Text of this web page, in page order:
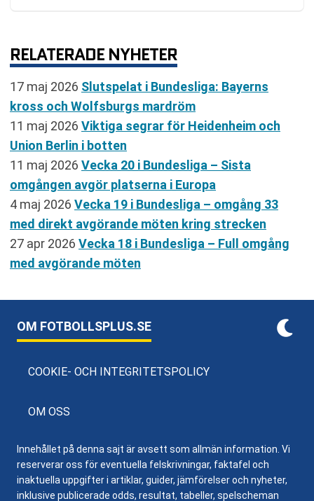
RELATERADE NYHETER
17 maj 2026 Slutspelat i Bundesliga: Bayerns
kross och Wolfsburgs mardröm
11 maj 2026 Viktiga segrar för Heidenheim och
Union Berlin i botten
11 maj 2026 Vecka 20 i Bundesliga – Sista
omgången avgör platserna i Europa
4 maj 2026 Vecka 19 i Bundesliga – omgång 33
med direkt avgörande möten kring strecken
27 apr 2026 Vecka 18 i Bundesliga – Full omgång
med avgörande möten
OM FOTBOLLSPLUS.SE
COOKIE- OCH INTEGRITETSPOLICY
OM OSS
Innehållet på denna sajt är avsett som allmän information. Vi
reserverar oss för eventuella felskrivningar, faktafel och
inaktuella uppgifter i artiklar, guider, jämförelser och nyheter,
inklusive publicerade odds, resultat, tabeller, spelscheman